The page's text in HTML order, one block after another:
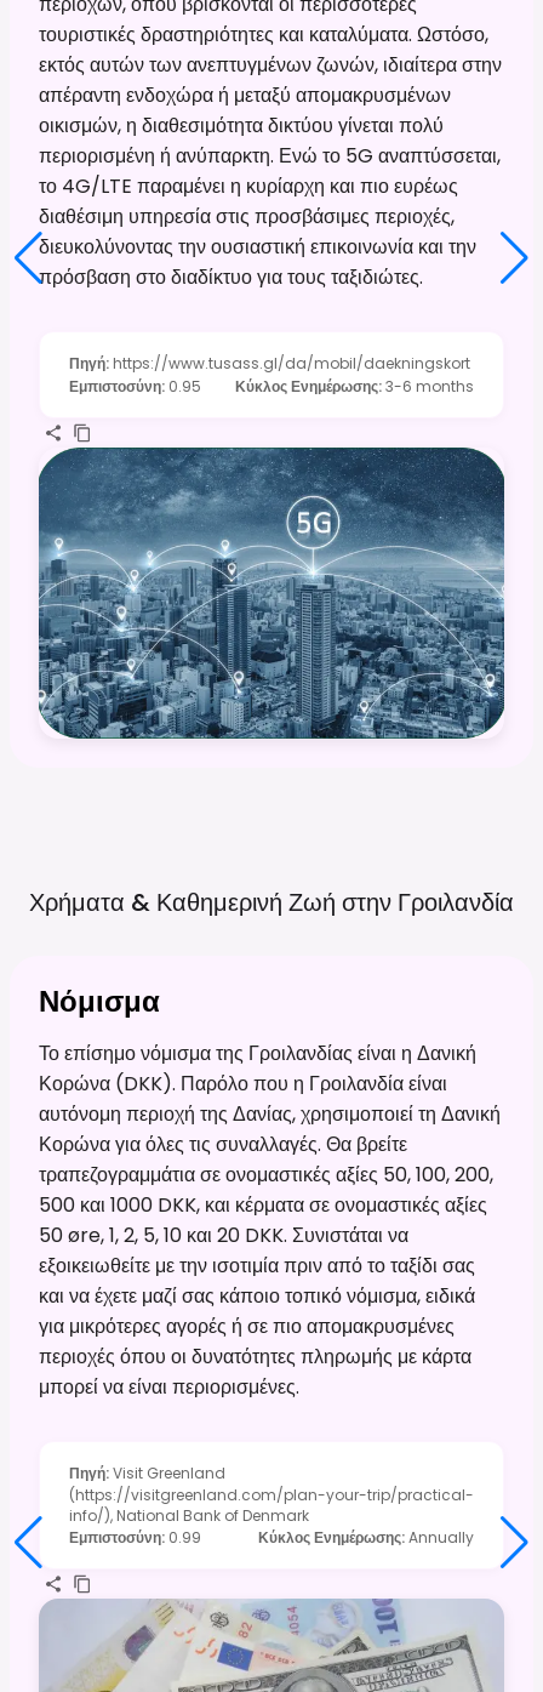
τουριστικές δραστηριότητες και καταλύματα. Ωστόσο,
εκτός αυτών των ανεπτυγμένων ζωνών, ιδιαίτερα στην
απέραντη ενδοχώρα ή μεταξύ απομακρυσμένων
οικισμών, η διαθεσιμότητα δικτύου γίνεται πολύ
περιορισμένη ή ανύπαρκτη. Ενώ το 5G αναπτύσσεται,
το 4G/LTE παραμένει η κυρίαρχη και πιο ευρέως
διαθέσιμη υπηρεσία στις προσβάσιμες περιοχές,
διευκολύνοντας την ουσιαστική επικοινωνία και την
πρόσβαση στο διαδίκτυο για τους ταξιδιώτες.
Πηγή: https://www.tusass.gl/da/mobil/daekningskort
Εμπιστοσύνη: 0.95 Κύκλος Ενημέρωσης:3-6 months
Χρήματα & Καθημερινή Ζωή στην Γροιλανδία
Νόμισμα
Το επίσημο νόμισμα της Γροιλανδίας είναι η Δανική
Κορώνα (DKK). Παρόλο που η Γροιλανδία είναι
αυτόνομη περιοχή της Δανίας, χρησιμοποιεί τη Δανική
Κορώνα για όλες τις συναλλαγές. Θα βρείτε
τραπεζογραμμάτια σε ονομαστικές αξίες 50, 100, 200,
500 και 1000 DKK, και κέρματα σε ονομαστικές αξίες
50 øre, 1, 2, 5, 10 και 20 DKK. Συνιστάται να
εξοικειωθείτε με την ισοτιμία πριν από το ταξίδι σας
και να έχετε μαζί σας κάποιο τοπικό νόμισμα, ειδικά
για μικρότερες αγορές ή σε πιο απομακρυσμένες
περιοχές όπου οι δυνατότητες πληρωμής με κάρτα
μπορεί να είναι περιορισμένες.
Πηγή:Visit Greenland
(https://visitgreenland.com/plan-your-trip/practical-
info/), National Bank of Denmark
Εμπιστοσύνη: 0.99 Κύκλος Ενημέρωσης:Annually